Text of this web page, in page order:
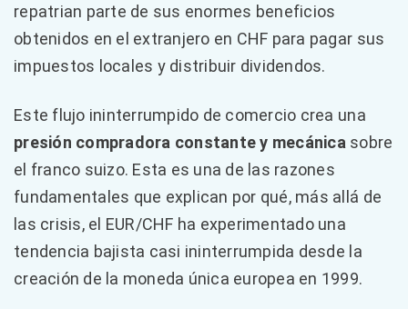
repatrian parte de sus enormes beneficios
obtenidos en el extranjero en CHF para pagar sus
impuestos locales y distribuir dividendos.
Este flujo ininterrumpido de comercio crea una
presión compradora constante y mecánica sobre
el franco suizo. Esta es una de las razones
fundamentales que explican por qué, más allá de
las crisis, el EUR/CHF ha experimentado una
tendencia bajista casi ininterrumpida desde la
creación de la moneda única europea en 1999.